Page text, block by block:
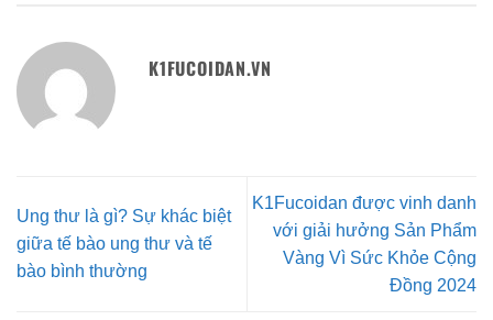
K1FUCOIDAN.VN
Ung thư là gì? Sự khác biệt
giữa tế bào ung thư và tế
bào bình thường
K1Fucoidan được vinh danh
với giải hưởng Sản Phẩm
Vàng Vì Sức Khỏe Cộng
Đồng 2024